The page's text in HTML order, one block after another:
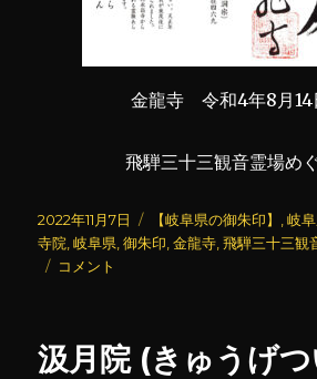
金龍寺 令和4年8月14
飛騨三十三観音霊場め
投
稿
日:
2022年11月7日
カ
テ
【岐阜県の御朱印】 ,岐
寺院 ,岐阜県 ,御朱印 ,金龍寺 ,飛騨三十三観
金
コメント
汲月院 (きゅうげ